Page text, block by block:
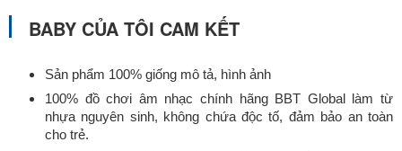
BABY CỦA TÔI CAM KẾT
Sản phẩm 100% giống mô tả, hình ảnh
100% đồ chơi âm nhạc chính hãng BBT Global làm từ
nhựa nguyên sinh, không chứa độc tố, đảm bảo an toàn
cho trẻ.